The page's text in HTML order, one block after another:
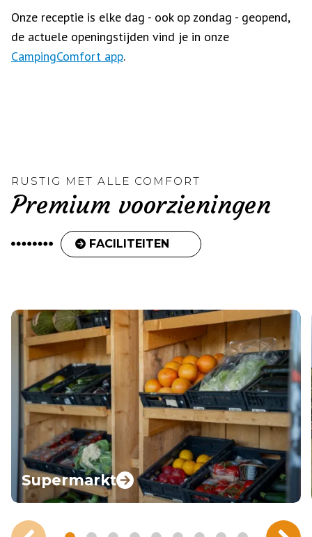
Onze receptie is elke dag - ook op zondag - geopend,
de actuele openingstijden vind je in onze
CampingComfort app.
RUSTIG MET ALLE COMFORT
Premium voorzieningen
FACILITEITEN
Supermarkt